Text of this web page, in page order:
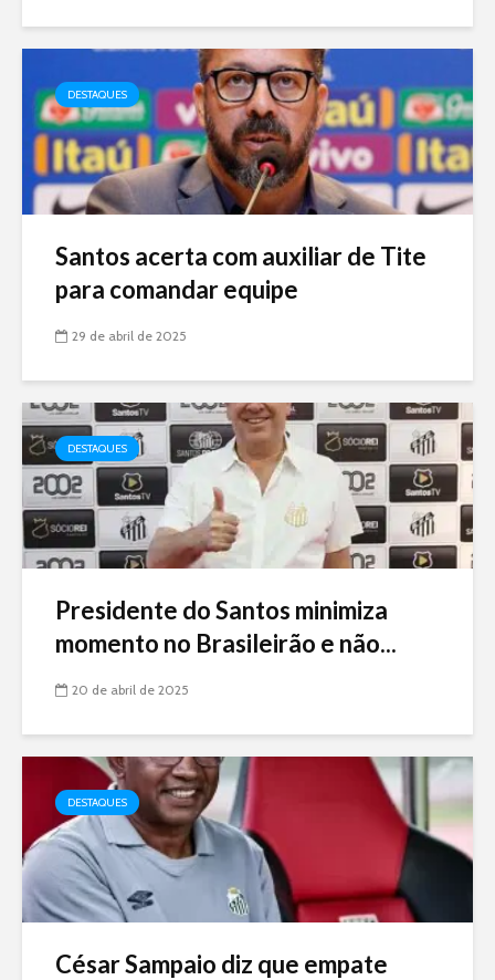
DESTAQUES
Santos acerta com auxiliar de Tite
para comandar equipe
29 de abril de 2025
DESTAQUES
Presidente do Santos minimiza
momento no Brasileirão e não...
20 de abril de 2025
DESTAQUES
César Sampaio diz que empate